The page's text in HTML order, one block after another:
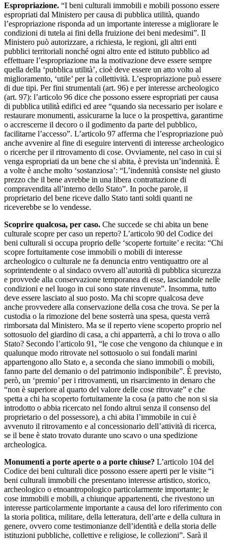
Espropriazione. “I beni culturali immobili e mobili possono essere
espropriati dal Ministero per causa di pubblica utilità, quando
l’espropriazione risponda ad un importante interesse a migliorare le
condizioni di tutela ai fini della fruizione dei beni medesimi”. Il
Ministero può autorizzare, a richiesta, le regioni, gli altri enti
pubblici territoriali nonché ogni altro ente ed istituto pubblico ad
effettuare l’espropriazione ma la motivazione deve essere sempre
quella della ‘pubblica utilità’, cioè deve essere un atto volto al
miglioramento, ‘utile’ per la collettività. L’espropriazione può essere
di due tipi. Per fini strumentali (art. 96) e per interesse archeologico
(art. 97): l’articolo 96 dice che possono essere espropriati per causa
di pubblica utilità edifici ed aree “quando sia necessario per isolare e
restaurare monumenti, assicurarne la luce o la prospettiva, garantirne
o accrescerne il decoro o il godimento da parte del pubblico,
facilitarne l’accesso”. L’articolo 97 afferma che l’espropriazione può
anche avvenire al fine di eseguire interventi di interesse archeologico
o ricerche per il ritrovamento di cose. Ovviamente, nel caso in cui si
venga espropriati da un bene che si abita, è prevista un’indennità. È
a volte è anche molto ‘sostanziosa’: “L’indennità consiste nel giusto
prezzo che il bene avrebbe in una libera contrattazione di
compravendita all’interno dello Stato”. In poche parole, il
proprietario del bene riceve dallo Stato tanti soldi quanti ne
riceverebbe se lo vendesse.
Scoprire qualcosa, per caso. Che succede se chi abita un bene
culturale scopre per caso un reperto? L’articolo 90 del Codice dei
beni culturali si occupa proprio delle ‘scoperte fortuite’ e recita: “Chi
scopre fortuitamente cose immobili o mobili di interesse
archeologico o culturale ne fa denuncia entro ventiquattro ore al
soprintendente o al sindaco ovvero all’autorità di pubblica sicurezza
e provvede alla conservazione temporanea di esse, lasciandole nelle
condizioni e nel luogo in cui sono state rinvenute”. Insomma, tutto
deve essere lasciato al suo posto. Ma chi scopre qualcosa deve
anche provvedere alla conservazione della cosa che trova. Se per la
custodia o la rimozione del bene sosterrà una spesa, questa verrà
rimborsata dal Ministero. Ma se il reperto viene scoperto proprio nel
sottosuolo del giardino di casa, a chi apparterrà, a chi lo trova o allo
Stato? Secondo l’articolo 91, “le cose che vengono da chiunque e in
qualunque modo ritrovate nel sottosuolo o sui fondali marini
appartengono allo Stato e, a seconda che siano immobili o mobili,
fanno parte del demanio o del patrimonio indisponibile”. È previsto,
però, un ‘premio’ per i ritrovamenti, un risarcimento in denaro che
“non è superiore al quarto del valore delle cose ritrovate” e che
spetta a chi ha scoperto fortuitamente la cosa (a patto che non si sia
introdotto o abbia ricercato nel fondo altrui senza il consenso del
proprietario o del possessore), a chi abita l’immobile in cui è
avvenuto il ritrovamento e al concessionario dell’attività di ricerca,
se il bene è stato trovato durante uno scavo o una spedizione
archeologica.
Monumenti a porte aperte o a porte chiuse? L’articolo 104 del
Codice dei beni culturali dice possono essere aperti per le visite “i
beni culturali immobili che presentano interesse artistico, storico,
archeologico o etnoantropologico particolarmente importante; le
cose immobili e mobili, a chiunque appartenenti, che rivestono un
interesse particolarmente importante a causa del loro riferimento con
la storia politica, militare, della letteratura, dell’arte e della cultura in
genere, ovvero come testimonianze dell’identità e della storia delle
istituzioni pubbliche, collettive e religiose, le collezioni”. Sarà il